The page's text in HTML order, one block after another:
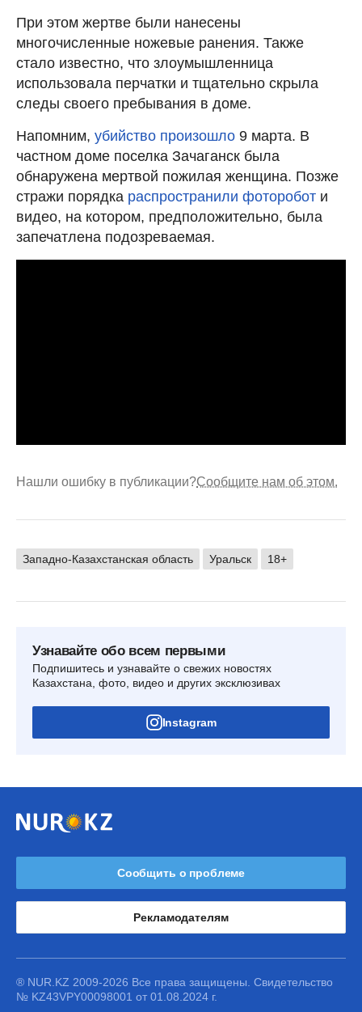
При этом жертве были нанесены
многочисленные ножевые ранения. Также
стало известно, что злоумышленница
использовала перчатки и тщательно скрыла
следы своего пребывания в доме.
Напомним, убийство произошло 9 марта. В
частном доме поселка Зачаганск была
обнаружена мертвой пожилая женщина. Позже
стражи порядка распространили фоторобот и
видео, на котором, предположительно, была
запечатлена подозреваемая.
Нашли ошибку в публикации?Сообщите нам об этом.
Западно-Казахстанская область Уральск 18+
Узнавайте обо всем первыми
Подпишитесь и узнавайте о свежих новостях
Казахстана, фото, видео и других эксклюзивах
Instagram
Сообщить о проблеме
Рекламодателям
® NUR.KZ 2009-2026 Все права защищены. Свидетельство
№ KZ43VPY00098001 от 01.08.2024 г.